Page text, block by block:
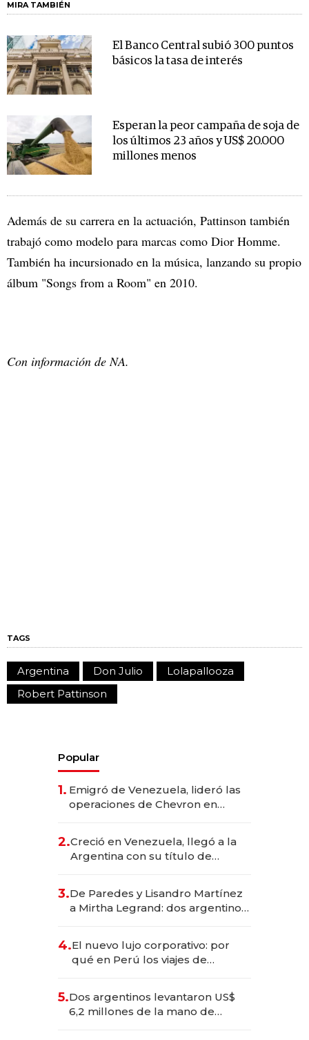
MIRA TAMBIÉN
El Banco Central subió 300 puntos
básicos la tasa de interés
Esperan la peor campaña de soja de
los últimos 23 años y US$ 20.000
millones menos
Además de su carrera en la actuación, Pattinson también
trabajó como modelo para marcas como Dior Homme.
También ha incursionado en la música, lanzando su propio
álbum "Songs from a Room" en 2010.
Con información de NA.
TAGS
Argentina Don Julio
Lolapallooza
Robert Pattinson
Popular
1. Emigró de Venezuela, lideró las
operaciones de Chevron en
2.Creció en Venezuela, llegó a la
Argentina con su título de
las marcas "fast premium"
3.De Paredes y Lisandro Martínez
a Mirtha Legrand: dos argentinos
4.El nuevo lujo corporativo: por
qué en Perú los viajes de
transformadoras
5.Dos argentinos levantaron US$
6,2 millones de la mano de